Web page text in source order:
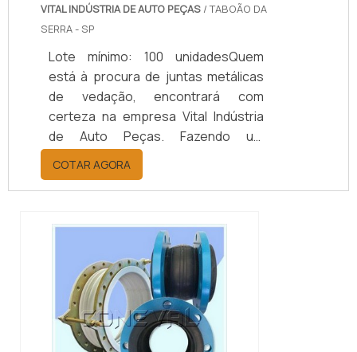
VITAL INDÚSTRIA DE AUTO PEÇAS / TABOÃO DA
SERRA - SP
Lote mínimo: 100 unidadesQuem
está à procura de juntas metálicas
de vedação, encontrará com
certeza na empresa Vital Indústria
de Auto Peças. Fazendo um
orçamento por meio da maior
empresa da área, é possível achar a
sofisticação, qualidade e preço
questão é juntas metálicas de
vedação, com a melhor mão de obra
da Vital Indústria de Auto Peças, o
cliente receberá ótima qualidade
com responsabilidade ambient...
COTAR AGORA